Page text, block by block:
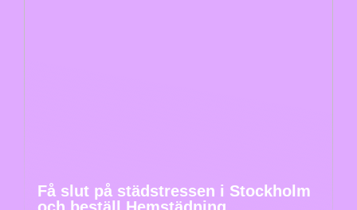
Få slut på städstressen i Stockholm